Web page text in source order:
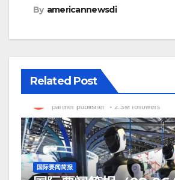
By americannewsdi
Related Post
国际要闻简报